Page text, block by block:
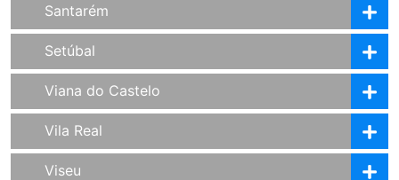
Santarém
Setúbal
Viana do Castelo
Vila Real
Viseu